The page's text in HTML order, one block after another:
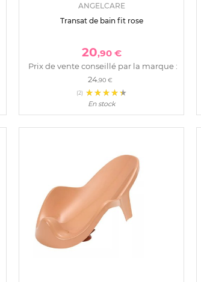
ANGELCARE
Transat de bain fit rose
20,90 €
Prix de vente conseillé par la marque :
24,90 €
(2)
En stock